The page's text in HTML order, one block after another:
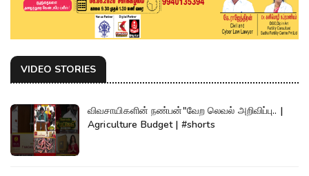
VIDEO STORIES
விவசாயிகளின் நண்பன்"வேற லெவல் அறிவிப்பு.. |
Agriculture Budget | #shorts